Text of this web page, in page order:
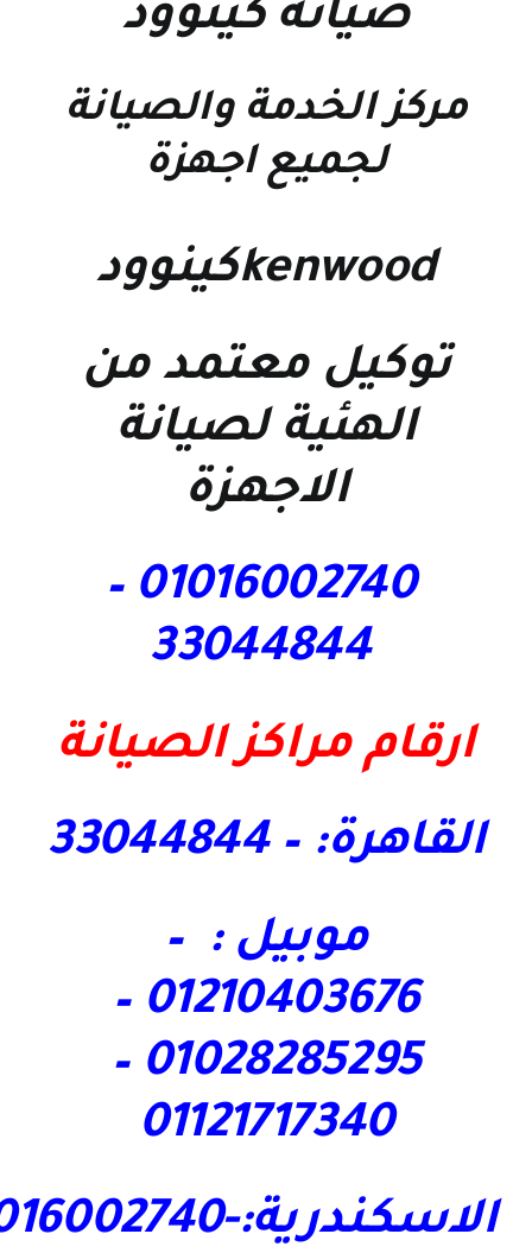
صيانة كينوود
مركز الخدمة والصيانة
لجميع اجهزة
kenwoodكينوود
توكيل معتمد من
الهئية لصيانة
الاجهزة
01016002740 –
33044844
ارقام مراكز الصيانة
القاهرة: – 33044844
موبيل : –
01210403676 –
01028285295 –
01121717340
الاسكندرية:-01016002740